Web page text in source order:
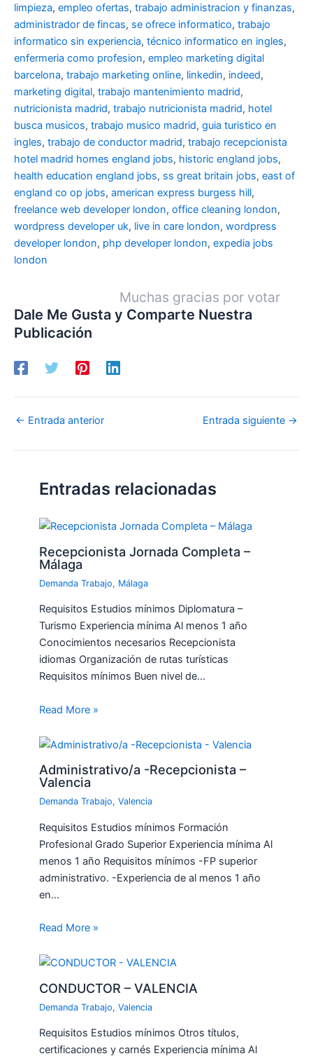
limpieza, empleo ofertas, trabajo administracion y finanzas,
administrador de fincas, se ofrece informatico, trabajo
informatico sin experiencia, técnico informatico en ingles,
enfermeria como profesion, empleo marketing digital
barcelona, trabajo marketing online, linkedin, indeed,
marketing digital, trabajo mantenimiento madrid,
nutricionista madrid, trabajo nutricionista madrid, hotel
busca musicos, trabajo musico madrid, guia turistico en
ingles, trabajo de conductor madrid, trabajo recepcionista
hotel madrid homes england jobs, historic england jobs,
health education england jobs, ss great britain jobs, east of
england co op jobs, american express burgess hill,
freelance web developer london, office cleaning london,
wordpress developer uk, live in care london, wordpress
developer london, php developer london, expedia jobs
london
Muchas gracias por votar
Dale Me Gusta y Comparte Nuestra
Publicación
← Entrada anterior Entrada siguiente →
Entradas relacionadas
Recepcionista Jornada Completa –
Málaga
Demanda Trabajo, Málaga
Requisitos Estudios mínimos Diplomatura –
Turismo Experiencia mínima Al menos 1 año
Conocimientos necesarios Recepcionista
idiomas Organización de rutas turísticas
Requisitos mínimos Buen nivel de…
Read More »
Administrativo/a -Recepcionista –
Valencia
Demanda Trabajo,Valencia
Requisitos Estudios mínimos Formación
Profesional Grado Superior Experiencia mínima Al
menos 1 año Requisitos mínimos -FP superior
administrativo. -Experiencia de al menos 1 año
en…
Read More »
CONDUCTOR – VALENCIA
Demanda Trabajo,Valencia
Requisitos Estudios mínimos Otros títulos,
certificaciones y carnés Experiencia mínima Al